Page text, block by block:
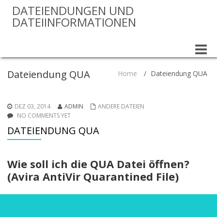
DATEIENDUNGEN UND
DATEIINFORMATIONEN
Toggle
Dateiendung QUA Home / Dateiendung QUA
DEZ 03, 2014 ADMIN
ANDERE DATEIEN
NO COMMENTS YET
DATEIENDUNG QUA
Wie soll ich die QUA Datei öffnen?
(Avira AntiVir Quarantined File)